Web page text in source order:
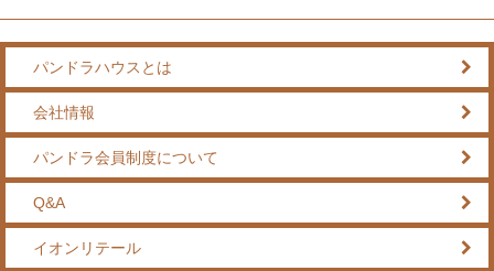
パンドラハウスとは
会社情報
パンドラ会員制度について
Q&A
イオンリテール